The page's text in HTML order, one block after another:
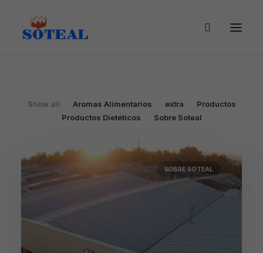
Show all Aromas Alimentarios extra
Productos
Productos Dietéticos
Sobre Soteal
SOBRE SOTEAL